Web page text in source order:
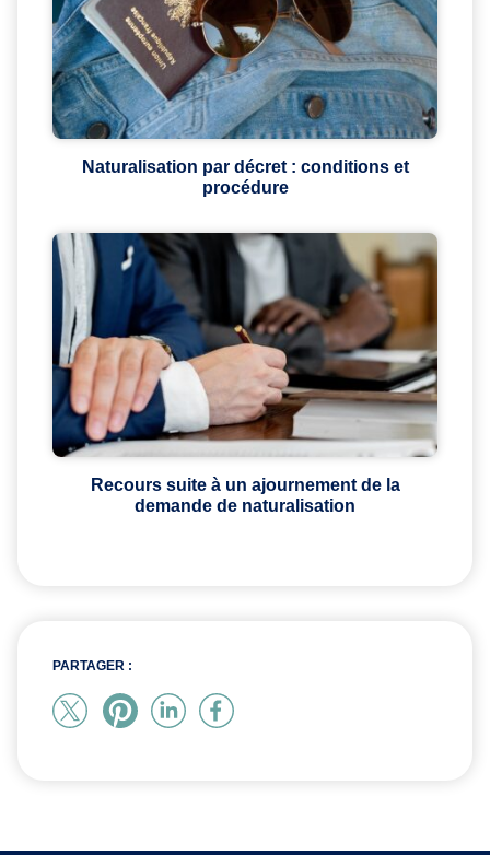
Naturalisation par décret : conditions et
procédure
Recours suite à un ajournement de la
demande de naturalisation
PARTAGER :